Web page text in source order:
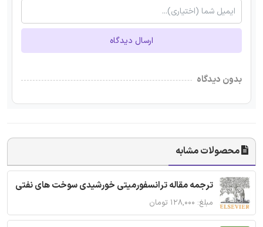
ارسال دیدگاه
بدون دیدگاه
محصولات مشابه
ترجمه مقاله ترانسفورمیتی خورشیدی سوخت های نفتی
مبلغ: ۱۲۸,۰۰۰ تومان